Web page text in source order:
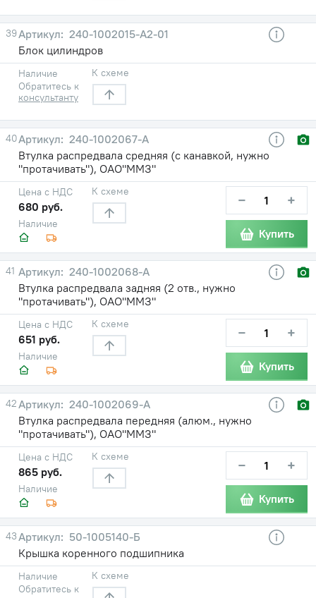
39
240-1002015-А2-01
Блок цилиндров
Наличие
Обратитесь к
консультанту
К схеме
40
240-1002067-А
Втулка распредвала средняя (с канавкой, нужно
"протачивать"), ОАО"ММЗ"
Наличие
Цена с НДС
680 руб.
К схеме − +
Купить
41
240-1002068-А
Втулка распредвала задняя (2 отв., нужно
"протачивать"), ОАО"ММЗ"
Наличие
Цена с НДС
651 руб.
К схеме − +
Купить
42
240-1002069-А
Втулка распредвала передняя (алюм., нужно
"протачивать"), ОАО"ММЗ"
Наличие
Цена с НДС
865 руб.
К схеме − +
Купить
43
50-1005140-Б
Крышка коренного подшипника
Наличие
Обратитесь к
К схеме